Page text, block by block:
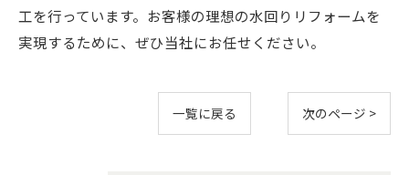
工を行っています。お客様の理想の水回りリフォームを
実現するために、ぜひ当社にお任せください。
一覧に戻る 次のページ >